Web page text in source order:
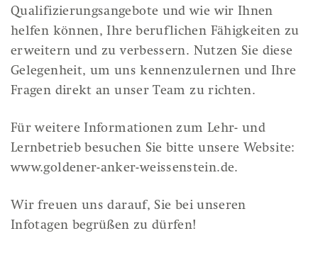
Qualifizierungsangebote und wie wir Ihnen
helfen können, Ihre beruflichen Fähigkeiten zu
erweitern und zu verbessern. Nutzen Sie diese
Gelegenheit, um uns kennenzulernen und Ihre
Fragen direkt an unser Team zu richten.
Für weitere Informationen zum Lehr- und
Lernbetrieb besuchen Sie bitte unsere Website:
www.goldener-anker-weissenstein.de.
Wir freuen uns darauf, Sie bei unseren
Infotagen begrüßen zu dürfen!